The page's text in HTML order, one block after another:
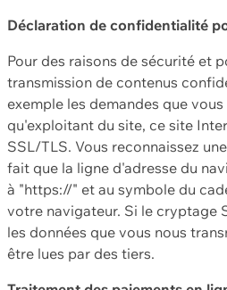
Déclaration de confidentialité
Pour des raisons de sécurité et
transmission de contenus
exemple les demandes que
qu'exploitant du site, ce site
SSL/TLS. Vous reconnaissez
fait que la ligne d'adresse du
à "https://" et au symbole du
votre navigateur. Si le cryptage
les données que vous nous
être lues par des tiers.